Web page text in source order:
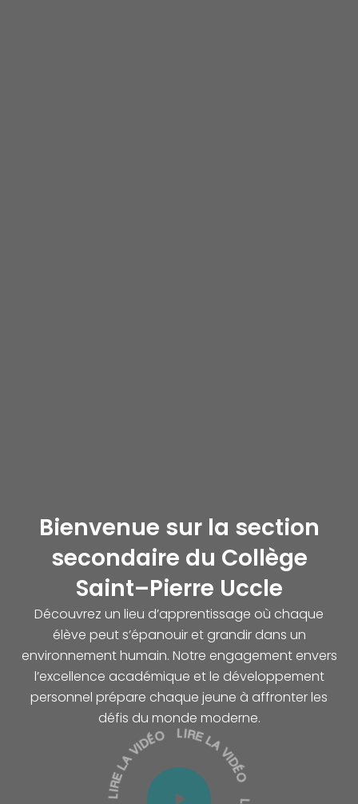
Bienvenue sur la section
secondaire du Collège
Saint–Pierre Uccle
Découvrez un lieu d’apprentissage où chaque
élève peut s’épanouir et grandir dans un
environnement humain. Notre engagement envers
l’excellence académique et le développement
personnel prépare chaque jeune à affronter les
défis du monde moderne.
Lire la vidéo 2